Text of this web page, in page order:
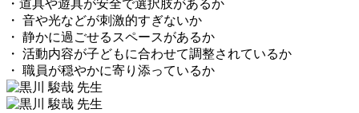
・道具や遊具が安全で選択肢があるか
・ 音や光などが刺激的すぎないか
・ 静かに過ごせるスペースがあるか
・ 活動内容が子どもに合わせて調整されているか
・ 職員が穏やかに寄り添っているか